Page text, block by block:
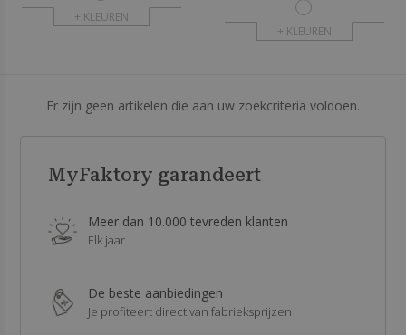
+ KLEUREN
+ KLEUREN
Er zijn geen artikelen die aan uw zoekcriteria voldoen.
MyFaktory garandeert
Meer dan 10.000 tevreden klanten
Elk jaar
De beste aanbiedingen
Je profiteert direct van fabrieksprijzen